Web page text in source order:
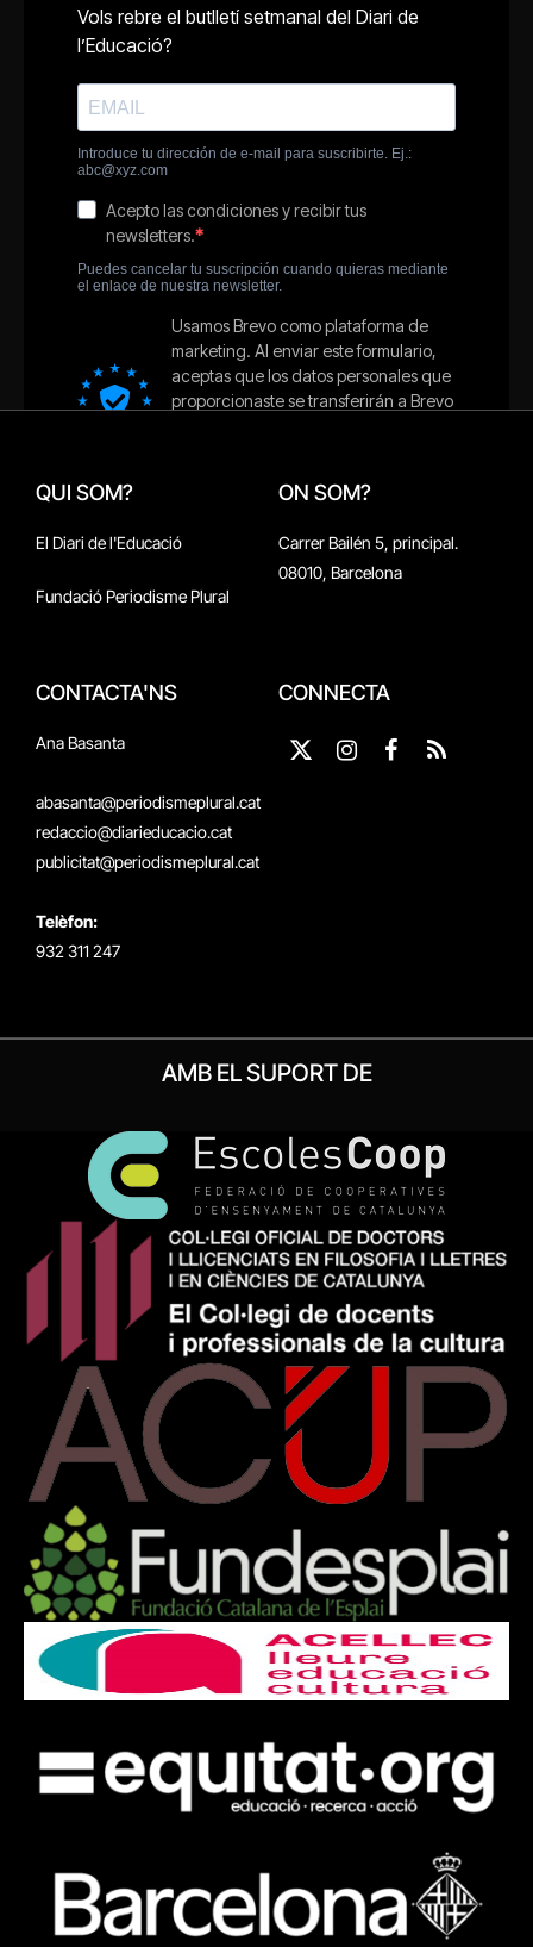
QUI SOM?
El Diari de l'Educació
Fundació Periodisme Plural
ON SOM?
Carrer Bailén 5, principal.
08010, Barcelona
CONTACTA'NS
Ana Basanta
abasanta@periodismeplural.cat
redaccio@diarieducacio.cat
publicitat@periodismeplural.cat
Telèfon:
932 311 247
CONNECTA
X
InstagramFacebook
RSS
AMB EL SUPORT DE